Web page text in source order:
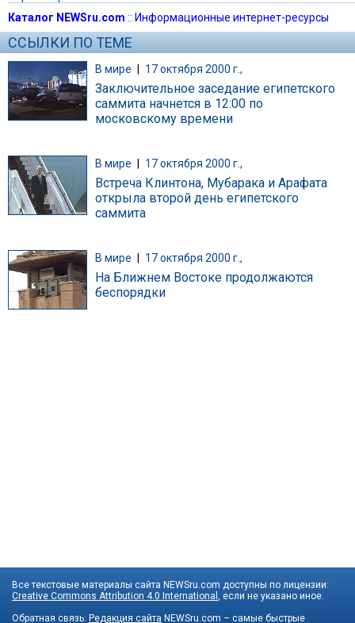
Каталог NEWSru.com :: Информационные интернет-ресурсы
ССЫЛКИ ПО ТЕМЕ
В мире | 17 октября 2000 г.,
Заключительное заседание египетского
саммита начнется в 12:00 по
московскому времени
В мире 17 октября 2000 г.,
Встреча Клинтона, Мубарака и Арафата
открыла второй день египетского
саммита
В мире 17 октября 2000 г.,
На Ближнем Востоке продолжаются
беспорядки
Все текстовые материалы сайта NEWSru.com доступны по лицензии:
Creative Commons Attribution 4.0 International , если не указано иное.
Обратная связь: Редакция сайта NEWSru.com – самые быстрые